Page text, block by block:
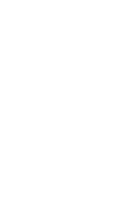
от случайного запуска.